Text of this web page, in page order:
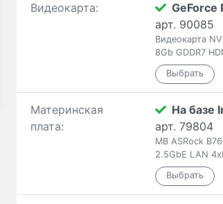
Видеокарта:
GeForce
арт. 90085
Видеокарта
8Gb GDDR7
Материнская
плата:
На базе
арт. 79804
MB ASRock
2.5GbE LAN